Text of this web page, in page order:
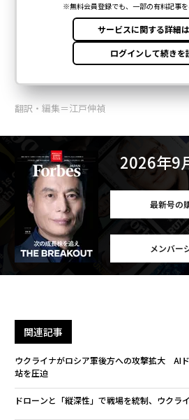
翻訳・編集＝江戸伸禎
2026年9
最新号の
メンバー
関連記事
ウクライナがロシア軍後方への攻撃拡大 AI
站を圧迫
ドローンと「縦深性」で戦場を統制、ウクラ